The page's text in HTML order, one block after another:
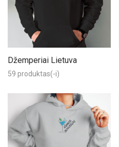
Džemperiai Lietuva
59 produktas(-i)